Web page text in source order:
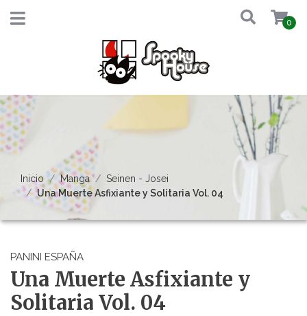
0
Inicio Manga
Seinen - Josei
Una Muerte Asfixiante y Solitaria Vol. 04
PANINI ESPAÑA
Una Muerte Asfixiante y
Solitaria Vol. 04